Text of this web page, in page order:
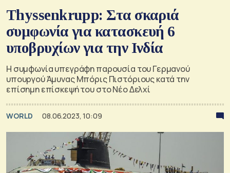
Thyssenkrupp: Στα σκαριά
συμφωνία για κατασκευή 6
υποβρυχίων για την Ινδία
Η συμφωνία υπεγράφη παρουσία του Γερμανού
υπουργού Άμυνας Μπόρις Πιστόριους κατά την
επίσημη επίσκεψή του στο Νέο Δελχί
WORLD 08.06.2023, 10:09